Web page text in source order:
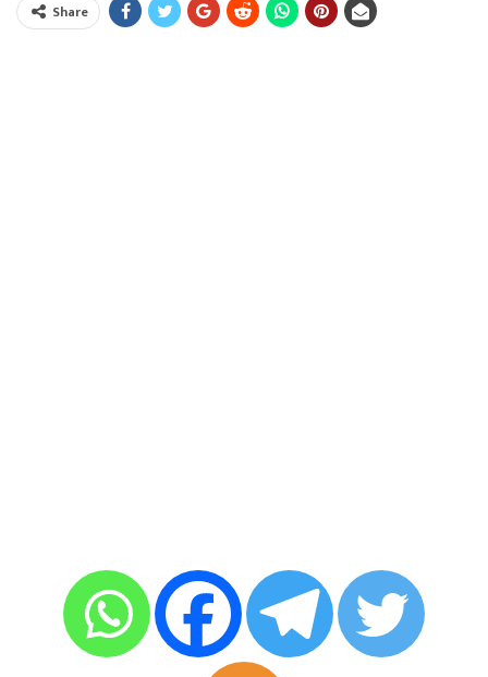
Share